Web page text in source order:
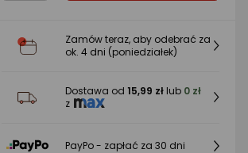
Zamów teraz, aby odebrać za
ok. 4 dni (poniedziałek)
Dostawa od 15,99 zł lub 0 zł
z
PayPo - zapłać za 30 dni